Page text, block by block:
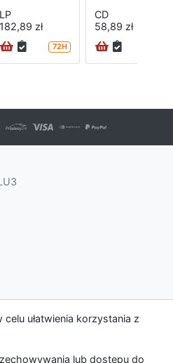
ułatwienia korzystania z
lub dostępu do
LP
182,89 zł
72H
CD
58,89 zł